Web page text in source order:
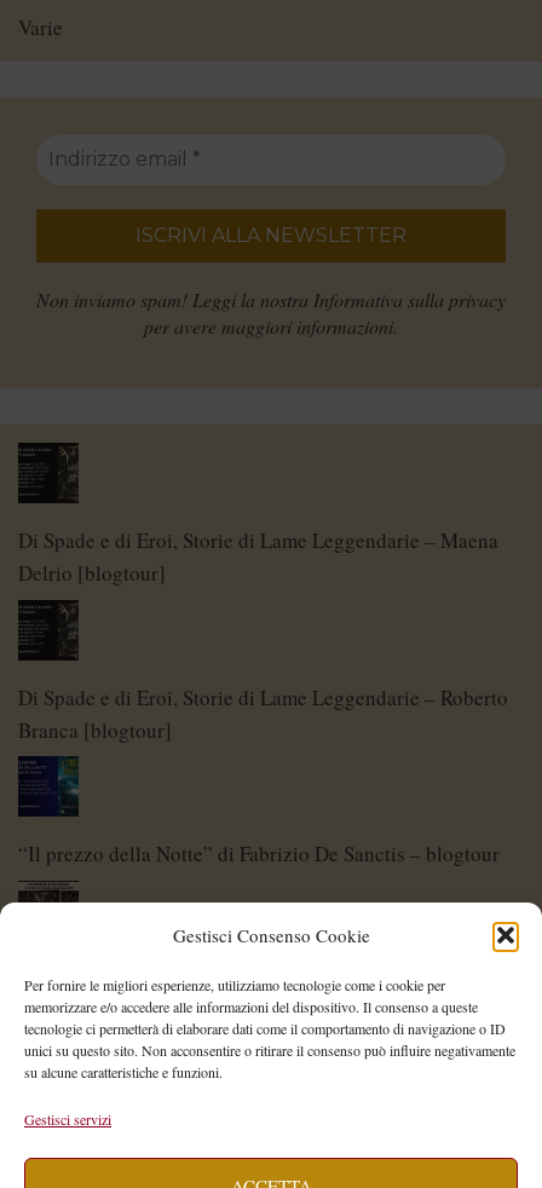
Gestisci Consenso Cookie
Per fornire le migliori esperienze, utilizziamo tecnologie come i cookie per
memorizzare e/o accedere alle informazioni del dispositivo. Il consenso a queste
tecnologie ci permetterà di elaborare dati come il comportamento di navigazione o ID
unici su questo sito. Non acconsentire o ritirare il consenso può influire negativamente
su alcune caratteristiche e funzioni.
Gestisci servizi
Varie
Non inviamo spam! Leggi la nostra Informativa sulla privacy
per avere maggiori informazioni.
Di Spade e di Eroi, Storie di Lame Leggendarie – Maena
Delrio [blogtour]
Di Spade e di Eroi, Storie di Lame Leggendarie – Roberto
Branca [blogtour]
“Il prezzo della Notte” di Fabrizio De Sanctis – blogtour
Di Spade e di Eroi – Storie di Lame Leggendarie